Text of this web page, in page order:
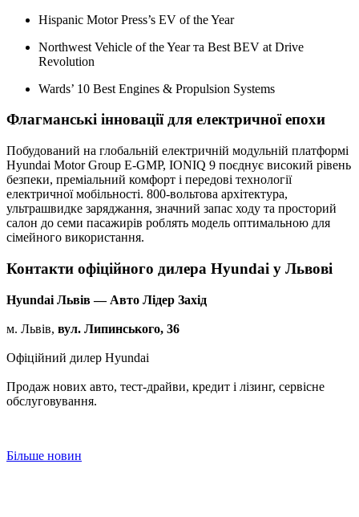
Hispanic Motor Press’s EV of the Year
Northwest Vehicle of the Year та Best BEV at Drive
Revolution
Wards’ 10 Best Engines & Propulsion Systems
Флагманські інновації для електричної епохи
Побудований на глобальній електричній модульній платформі
Hyundai Motor Group E-GMP, IONIQ 9 поєднує високий рівень
безпеки, преміальний комфорт і передові технології
електричної мобільності. 800-вольтова архітектура,
ультрашвидке заряджання, значний запас ходу та просторий
салон до семи пасажирів роблять модель оптимальною для
сімейного використання.
Контакти офіційного дилера Hyundai у Львові
Hyundai Львів — Авто Лідер Захід
м. Львів, вул. Липинського, 36
Офіційний дилер Hyundai
Продаж нових авто, тест-драйви, кредит і лізинг, сервісне
обслуговування.
Більше новин